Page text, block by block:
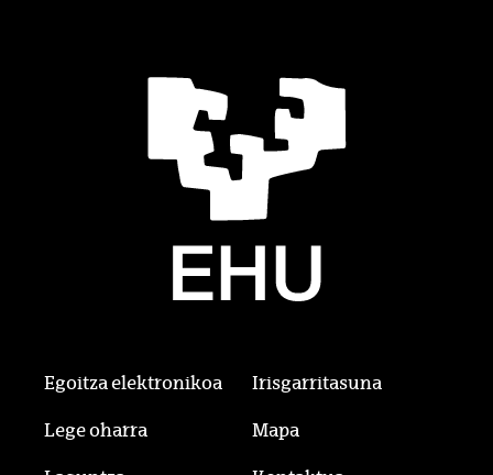
Egoitza elektronikoa Irisgarritasuna
Lege oharra Mapa